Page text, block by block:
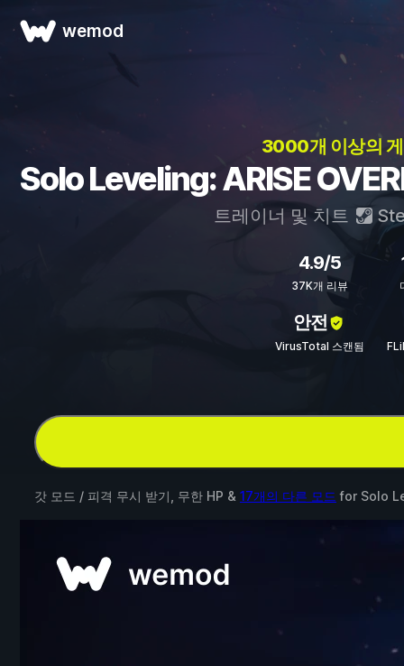
wemod
3000개 이상의
Solo Leveling: ARISE
트레이너 및 치트
4.9/5
37K개 리뷰
안전
VirusTotal 스캔됨
갓 모드 / 피격 무시 받기, 무한 HP & 17개의 다른 모드 for Solo